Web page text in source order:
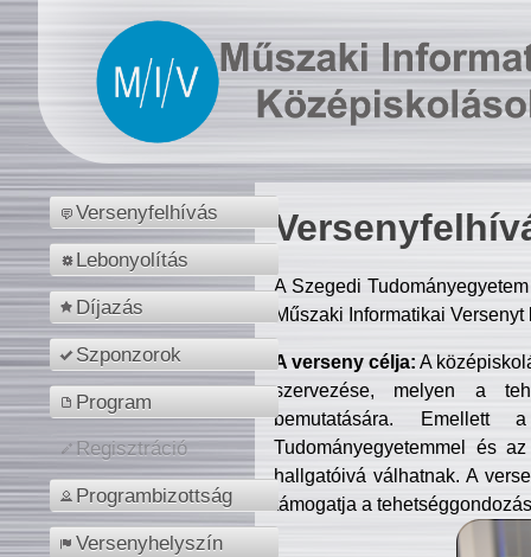
Versenyfelhívás
Lebonyolítás
Díjazás
Szponzorok
Program
Regisztráció
Programbizottság
Versenyhelyszín
A Szegedi
Műszaki Informatikai
A verseny célja: A
szervezése, melyen a
bemutatására. Emellett
Tudományegyetemmel és
hallgatóivá válhatnak. A
támogatja a